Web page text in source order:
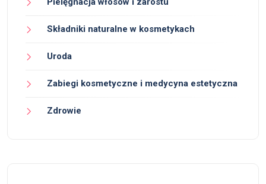
Składniki naturalne w kosmetykach
Uroda
Zabiegi kosmetyczne i medycyna estetyczna
Zdrowie